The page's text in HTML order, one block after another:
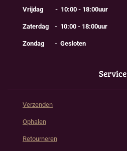
Vrijdag - 10:00 - 18:00uur
Zaterdag - 10:00 - 18:00uur
Zondag - Gesloten
Service
Verzenden
Ophalen
Retourneren